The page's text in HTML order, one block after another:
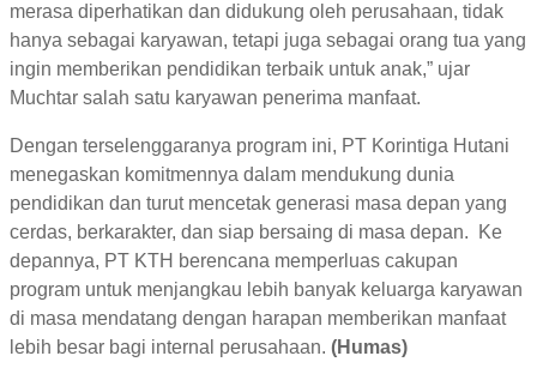
merasa diperhatikan dan didukung oleh perusahaan, tidak
hanya sebagai karyawan, tetapi juga sebagai orang tua yang
ingin memberikan pendidikan terbaik untuk anak,” ujar
Muchtar salah satu karyawan penerima manfaat.
Dengan terselenggaranya program ini, PT Korintiga Hutani
menegaskan komitmennya dalam mendukung dunia
pendidikan dan turut mencetak generasi masa depan yang
cerdas, berkarakter, dan siap bersaing di masa depan. Ke
depannya, PT KTH berencana memperluas cakupan
program untuk menjangkau lebih banyak keluarga karyawan
di masa mendatang dengan harapan memberikan manfaat
lebih besar bagi internal perusahaan. (Humas)